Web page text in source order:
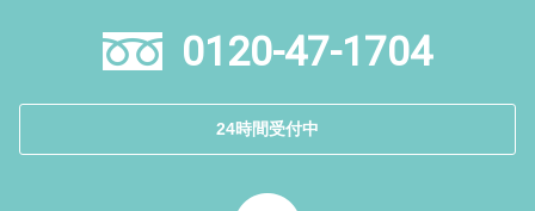
0120-47-1704
24時間受付中